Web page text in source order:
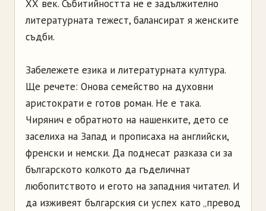
ХХ век. Събитийността не е задължително
литературната тежест, балансират я женските
съдби.
Забележете езика и литературната култура.
Ще речете: Онова семейство на духовни
аристократи е готов роман. Не е така.
Чирянич е обратното на нашенките, дето се
заселиха на Запад и прописаха на английски,
френски и немски. Да поднесат разказа си за
българското колкото да гъделичнат
любопитството и егото на западния читател. И
да изживеят българския си успех като „превод